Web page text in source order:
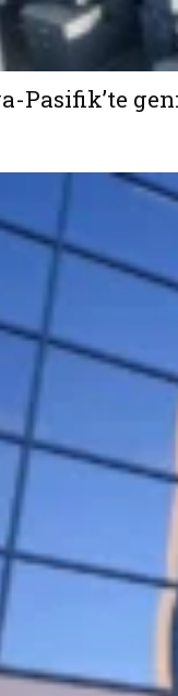
Pasifik’te